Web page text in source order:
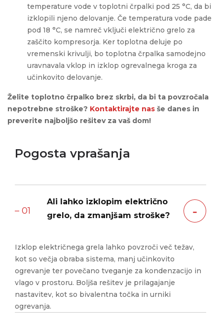
temperature vode v toplotni črpalki pod 25 °C, da bi
izklopili njeno delovanje. Če temperatura vode pade
pod 18 °C, se namreč vključi električno grelo za
zaščito kompresorja. Ker toplotna deluje po
vremenski krivulji, bo toplotna črpalka samodejno
uravnavala vklop in izklop ogrevalnega kroga za
učinkovito delovanje.
Želite toplotno črpalko brez skrbi, da bi ta povzročala
nepotrebne stroške? Kontaktirajte nas še danes in
preverite najboljšo rešitev za vaš dom!
Pogosta vprašanja
– 01
Ali lahko izklopim električno
grelo, da zmanjšam stroške?
‐
Izklop električnega grela lahko povzroči več težav,
kot so večja obraba sistema, manj učinkovito
ogrevanje ter povečano tveganje za kondenzacijo in
vlago v prostoru. Boljša rešitev je prilagajanje
nastavitev, kot so bivalentna točka in urniki
ogrevanja.